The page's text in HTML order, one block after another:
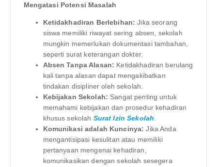
Mengatasi Potensi Masalah
Ketidakhadiran Berlebihan: Jika seorang
siswa memiliki riwayat sering absen, sekolah
mungkin memerlukan dokumentasi tambahan,
seperti surat keterangan dokter.
Absen Tanpa Alasan: Ketidakhadiran berulang
kali tanpa alasan dapat mengakibatkan
tindakan disipliner oleh sekolah.
Kebijakan Sekolah: Sangat penting untuk
memahami kebijakan dan prosedur kehadiran
khusus sekolah Surat Izin Sekolah
Komunikasi adalah Kuncinya: Jika Anda
mengantisipasi kesulitan atau memiliki
pertanyaan mengenai kehadiran,
komunikasikan dengan sekolah sesegera